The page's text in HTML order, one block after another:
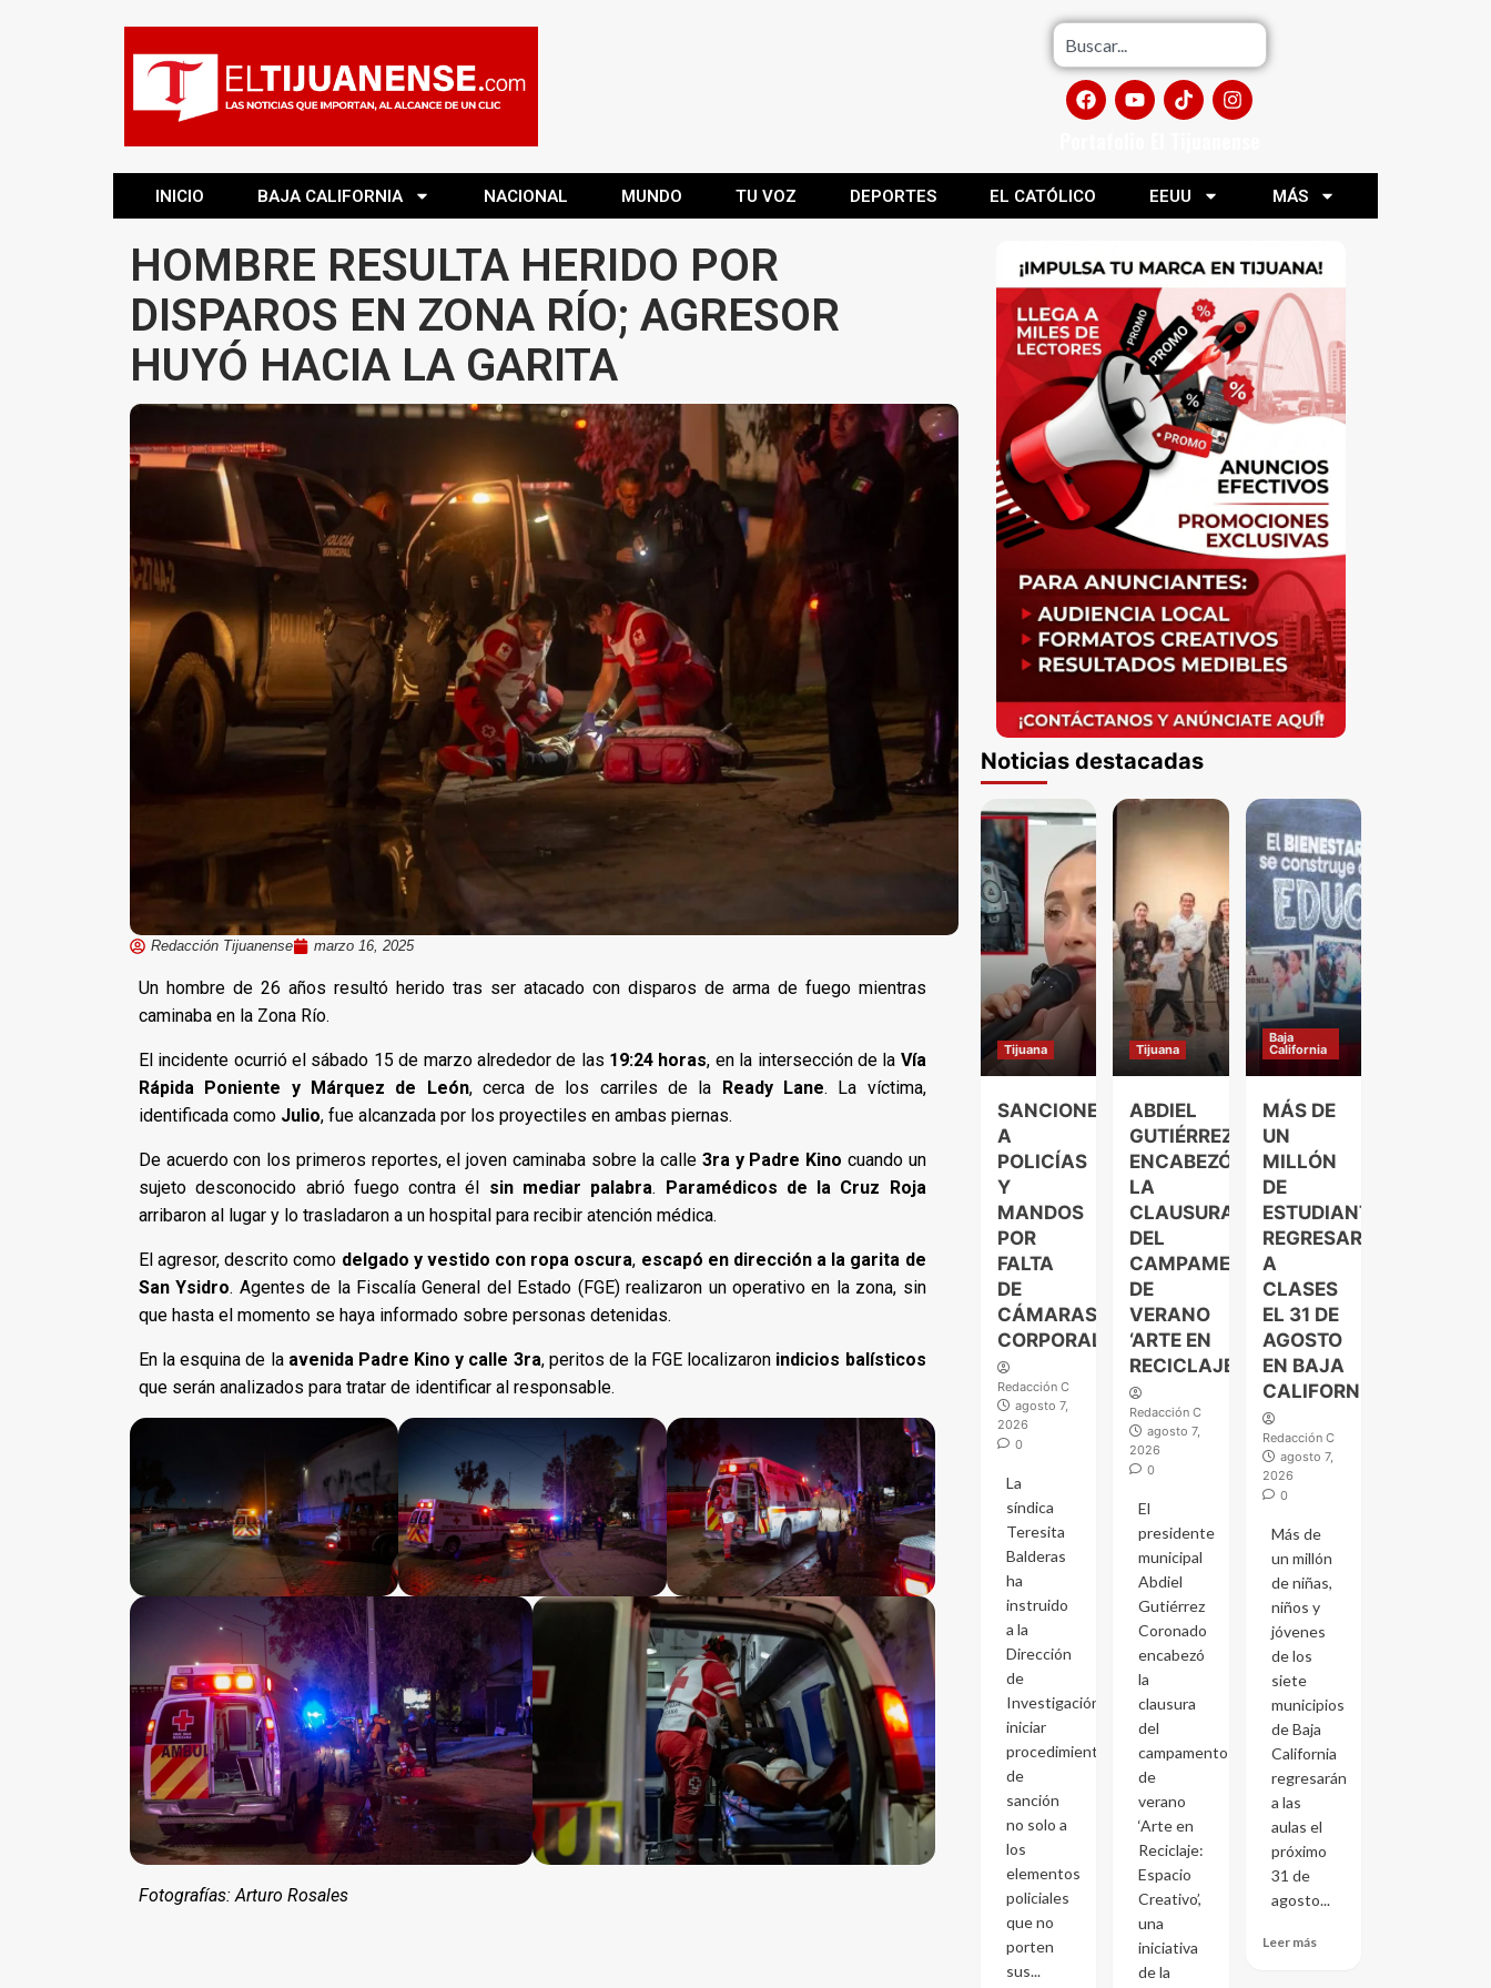
INICIO BAJA CALIFORNIA NACIONAL MUNDO TU VOZ DEPORTES EL CATÓLICO EEUU MÁS
HOMBRE RESULTA HERIDO POR
DISPAROS EN ZONA RÍO; AGRESOR
HUYÓ HACIA LA GARITA
Redacción Tijuanense marzo 16, 2025
Un hombre de 26 años resultó herido tras ser atacado con disparos de arma de fuego mientras
caminaba en la Zona Río.
El incidente ocurrió el sábado 15 de marzo alrededor de las 19:24 horas, en la intersección de la Vía
Rápida Poniente y Márquez de León, cerca de los carriles de la Ready Lane. La víctima,
identificada como Julio, fue alcanzada por los proyectiles en ambas piernas.
De acuerdo con los primeros reportes, el joven caminaba sobre la calle 3ra y Padre Kino cuando un
sujeto desconocido abrió fuego contra él sin mediar palabra. Paramédicos de la Cruz Roja
arribaron al lugar y lo trasladaron a un hospital para recibir atención médica.
El agresor, descrito como delgado y vestido con ropa oscura, escapó en dirección a la garita de
San Ysidro. Agentes de la Fiscalía General del Estado (FGE) realizaron un operativo en la zona, sin
que hasta el momento se haya informado sobre personas detenidas.
En la esquina de la avenida Padre Kino y calle 3ra, peritos de la FGE localizaron indicios balísticos
que serán analizados para tratar de identificar al responsable.
Fotografías: Arturo Rosales
Noticias destacadas
Tijuana
SANCIONES
A
POLICÍAS
Y
MANDOS
POR
FALTA
DE
CÁMARAS
CORPORALES
Redacción C
agosto 7,
2026
0
La
síndica
Teresita
Balderas
ha
instruido
a la
Dirección
de
Investigación
iniciar
procedimientos
de
sanción
no solo a
los
elementos
policiales
que no
porten
sus...
Tijuana
ABDIEL
GUTIÉRREZ
ENCABEZÓ
LA
CLAUSURA
DEL
CAMPAMENTO
DE
VERANO
‘ARTE EN
RECICLAJE’
Redacción C
agosto 7,
2026
0
El
presidente
municipal
Abdiel
Gutiérrez
Coronado
encabezó
la
clausura
del
campamento
de
verano
‘Arte en
Reciclaje:
Espacio
Creativo’,
una
iniciativa
de la
Baja
California
MÁS DE
UN
MILLÓN
DE
ESTUDIANTES
REGRESARÁN
A
CLASES
EL 31 DE
AGOSTO
EN BAJA
CALIFORNIA
Redacción C
agosto 7,
2026
0
Más de
un millón
de niñas,
niños y
jóvenes
de los
siete
municipios
de Baja
California
regresarán
a las
aulas el
próximo
31 de
agosto...
Leer más